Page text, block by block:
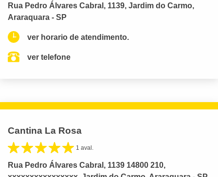
Rua Pedro Álvares Cabral, 1139, Jardim do Carmo,
Araraquara - SP
ver horario de atendimento.
ver telefone
Cantina La Rosa
1 aval.
Rua Pedro Álvares Cabral, 1139 14800 210,